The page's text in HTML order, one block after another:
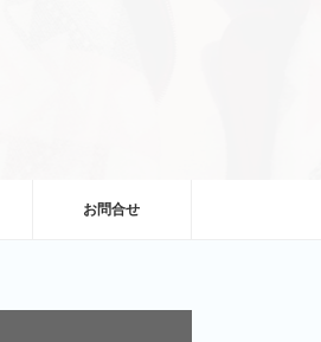
お問合せ